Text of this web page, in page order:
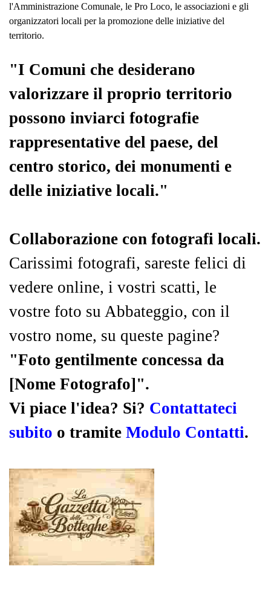
l'Amministrazione Comunale, le Pro Loco, le associazioni e gli
organizzatori locali per la promozione delle iniziative del
territorio.
"I Comuni che desiderano
valorizzare il proprio territorio
possono inviarci fotografie
rappresentative del paese, del
centro storico, dei monumenti e
delle iniziative locali."
Collaborazione con fotografi locali.
Carissimi fotografi, sareste felici di
vedere online, i vostri scatti, le
vostre foto su Abbateggio, con il
vostro nome, su queste pagine?
"Foto gentilmente concessa da
[Nome Fotografo]".
Vi piace l'idea? Si? Contattateci
subito o tramite Modulo Contatti.